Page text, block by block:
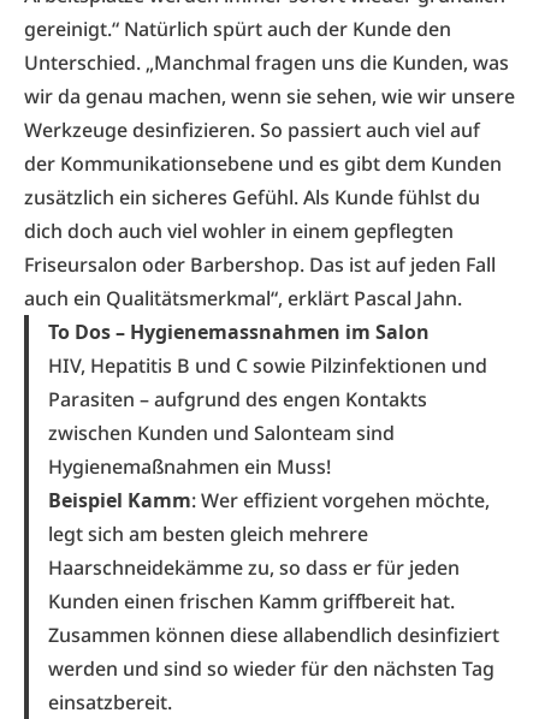
gereinigt.“ Natürlich spürt auch der Kunde den
Unterschied. „Manchmal fragen uns die Kunden, was
wir da genau machen, wenn sie sehen, wie wir unsere
Werkzeuge desinfizieren. So passiert auch viel auf
der Kommunikationsebene und es gibt dem Kunden
zusätzlich ein sicheres Gefühl. Als Kunde fühlst du
dich doch auch viel wohler in einem gepflegten
Friseursalon oder Barbershop. Das ist auf jeden Fall
auch ein Qualitätsmerkmal“, erklärt Pascal Jahn.
To Dos – Hygienemassnahmen im Salon
HIV, Hepatitis B und C sowie Pilzinfektionen und
Parasiten – aufgrund des engen Kontakts
zwischen Kunden und Salonteam sind
Hygienemaßnahmen ein Muss!
Beispiel Kamm: Wer effizient vorgehen möchte,
legt sich am besten gleich mehrere
Haarschneidekämme zu, so dass er für jeden
Kunden einen frischen Kamm griffbereit hat.
Zusammen können diese allabendlich desinfiziert
werden und sind so wieder für den nächsten Tag
einsatzbereit.